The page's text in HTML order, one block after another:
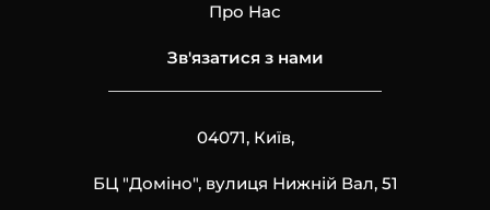
Про Нас
Зв'язатися з нами
04071, Київ,
БЦ "Доміно", вулиця Нижній Вал, 51